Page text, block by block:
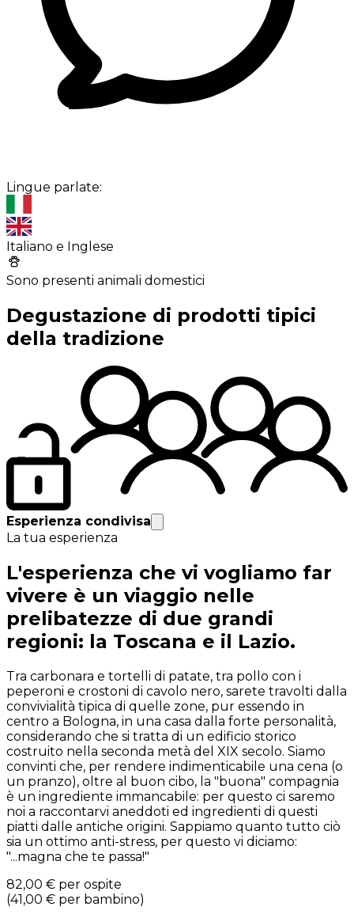
Lingue parlate:
Italiano e Inglese
Sono presenti animali domestici
Degustazione di prodotti tipici
della tradizione
Esperienza condivisa
La tua esperienza
L'esperienza che vi vogliamo far
vivere è un viaggio nelle
prelibatezze di due grandi
regioni: la Toscana e il Lazio.
Tra carbonara e tortelli di patate, tra pollo con i
peperoni e crostoni di cavolo nero, sarete travolti dalla
convivialità tipica di quelle zone, pur essendo in
centro a Bologna, in una casa dalla forte personalità,
considerando che si tratta di un edificio storico
costruito nella seconda metà del XIX secolo. Siamo
convinti che, per rendere indimenticabile una cena (o
un pranzo), oltre al buon cibo, la "buona" compagnia
è un ingrediente immancabile: per questo ci saremo
noi a raccontarvi aneddoti ed ingredienti di questi
piatti dalle antiche origini. Sappiamo quanto tutto ciò
sia un ottimo anti-stress, per questo vi diciamo:
"...magna che te passa!"
82,00 € per ospite
(41,00 € per bambino)